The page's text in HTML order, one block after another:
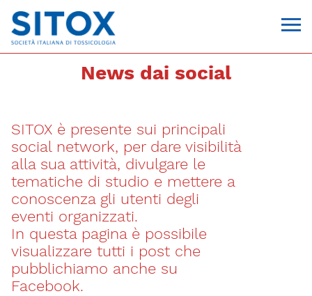
Via Giovanni Pascoli, 3
20129, Milano
C.F. 96330980580
P.I. 06792491000
T. 02-29520311
segreteria@sitox.org
News dai social
SITOX è presente sui principali
social network, per dare visibilità
alla sua attività, divulgare le
tematiche di studio e mettere a
conoscenza gli utenti degli
eventi organizzati.
In questa pagina è possibile
visualizzare tutti i post che
pubblichiamo anche su
Facebook.